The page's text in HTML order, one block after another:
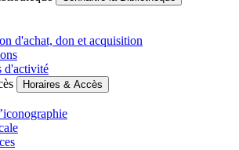
d'achat, don et acquisition
d'activité
Horaires & Accès